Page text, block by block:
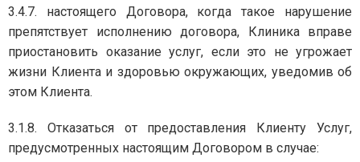
3.4.7. настоящего Договора, когда такое нарушение
препятствует исполнению договора, Клиника вправе
приостановить оказание услуг, если это не угрожает
жизни Клиента и здоровью окружающих, уведомив об
этом Клиента.
3.1.8. Отказаться от предоставления Клиенту Услуг,
предусмотренных настоящим Договором в случае: